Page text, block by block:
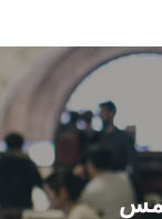
الرئيسيـة
عن الجامعة
القطاعـات